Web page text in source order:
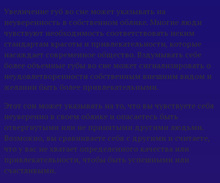
Увеличение губ во сне может указывать на
неуверенность в собственном облике. Многие люди
чувствуют необходимость соответствовать неким
стандартам красоты и привлекательности, которые
насаждает современное общество. Вздумывать себе
более объемные губы во сне может сигнализировать о
неудовлетворенности собственным внешним видом и
желании быть более привлекательными.
Этот сон может указывать на то, что вы чувствуете себя
неуверенно в своем облике и опасаетесь быть
отвергнутыми или не принятыми другими людьми.
Возможно, вы сравниваете себя с другими и считаете,
что у вас не хватает определенного качества или
привлекательности, чтобы быть успешными или
счастливыми.